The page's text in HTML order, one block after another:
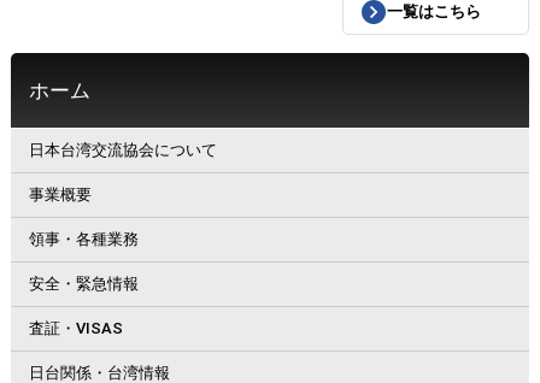
一覧はこちら
ホーム
日本台湾交流協会について
事業概要
領事・各種業務
安全・緊急情報
査証・VISAS
日台関係・台湾情報